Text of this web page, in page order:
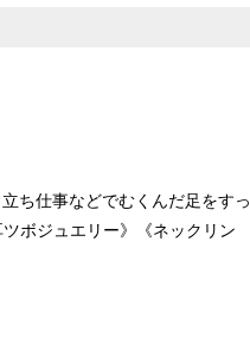
ち仕事などでむくんだ足をすっ
ボジュエリー》《ネックリン